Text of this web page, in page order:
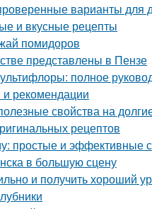
варианты для
и вкусные рецепты
помидоров
представлены в Пензе
полное
и рекомендации
свойства на
рецептов
простые и эффективные
в большую сцену
и получить хороший